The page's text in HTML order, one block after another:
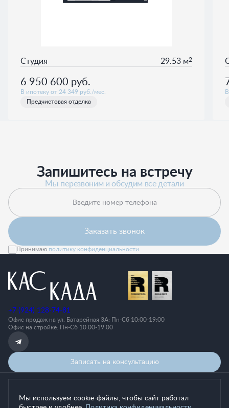
Студия 29.53 м2
6 950 600 руб.
В ипотеку от 24 349 руб./мес.
Предчистовая отделка
Запишитесь на встречу
Мы перезвоним и обсудим все детали
Введите номер телефона
Заказать звонок
Принимаю политику конфиденциальности
+7 (924) 128-74-81
Офис продаж на ул. Батарейная 3А: Пн-Cб 10:00-19:00
Офис на стройке: Пн-Сб 10:00-19:00
Записать на консультацию
Согласие на обработку персональных данных
Мы используем cookie-файлы, чтобы сайт работал